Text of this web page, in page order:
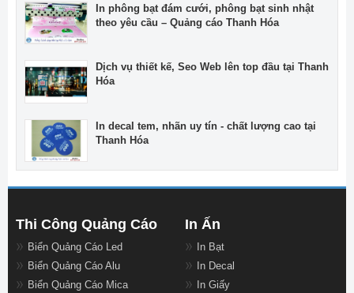
In phông bạt đám cưới, phông bạt sinh nhật
theo yêu cầu – Quảng cáo Thanh Hóa
Dịch vụ thiết kế, Seo Web lên top đầu tại Thanh
Hóa
In decal tem, nhãn uy tín - chất lượng cao tại
Thanh Hóa
Thi Công Quảng Cáo
Biển Quảng Cáo Led
Biển Quảng Cáo Alu
Biển Quảng Cáo Mica
In Ấn
In Bạt
In Decal
In Giấy